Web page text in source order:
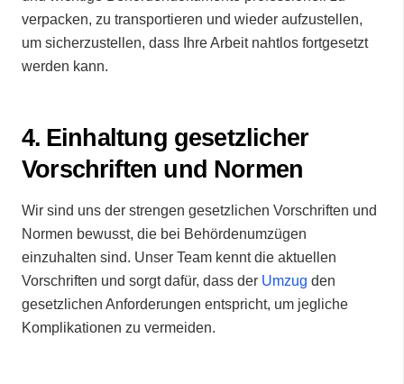
verpacken, zu transportieren und wieder aufzustellen,
um sicherzustellen, dass Ihre Arbeit nahtlos fortgesetzt
werden kann.
4.⁠ ⁠Einhaltung gesetzlicher
Vorschriften und Normen
Wir sind uns der strengen gesetzlichen Vorschriften und
Normen bewusst, die bei Behördenumzügen
einzuhalten sind. Unser Team kennt die aktuellen
Vorschriften und sorgt dafür, dass der Umzug den
gesetzlichen Anforderungen entspricht, um jegliche
Komplikationen zu vermeiden.